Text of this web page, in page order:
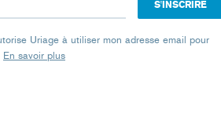
Uriage à utiliser mon adresse email pour
En savoir plus